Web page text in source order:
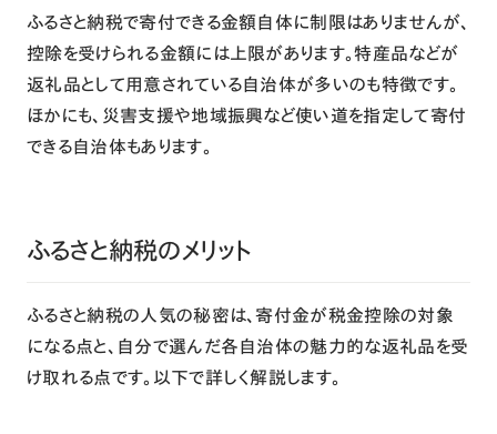
ふるさと納税で寄付できる金額自体に制限はありませんが、
控除を受けられる金額には上限があります。特産品などが
返礼品として用意されている自治体が多いのも特徴です。
ほかにも、災害支援や地域振興など使い道を指定して寄付
できる自治体もあります。
ふるさと納税のメリット
ふるさと納税の人気の秘密は、寄付金が税金控除の対象
になる点と、自分で選んだ各自治体の魅力的な返礼品を受
け取れる点です。以下で詳しく解説します。